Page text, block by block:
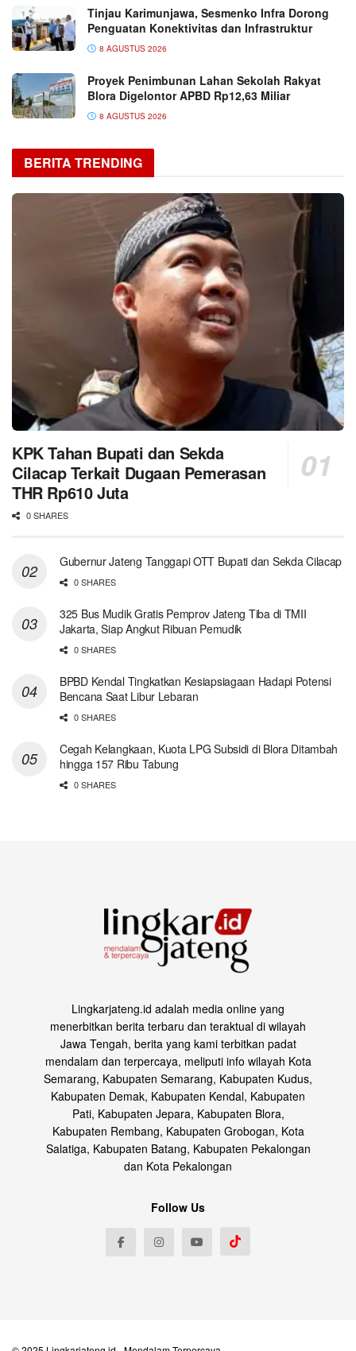
Tinjau Karimunjawa, Sesmenko Infra Dorong
Penguatan Konektivitas dan Infrastruktur
8 AGUSTUS 2026
Proyek Penimbunan Lahan Sekolah Rakyat
Blora Digelontor APBD Rp12,63 Miliar
8 AGUSTUS 2026
BERITA TRENDING
KPK Tahan Bupati dan Sekda
Cilacap Terkait Dugaan Pemerasan
THR Rp610 Juta
0 SHARES
Gubernur Jateng Tanggapi OTT Bupati dan Sekda Cilacap
0 SHARES
325 Bus Mudik Gratis Pemprov Jateng Tiba di TMII
Jakarta, Siap Angkut Ribuan Pemudik
0 SHARES
BPBD Kendal Tingkatkan Kesiapsiagaan Hadapi Potensi
Bencana Saat Libur Lebaran
0 SHARES
Cegah Kelangkaan, Kuota LPG Subsidi di Blora Ditambah
hingga 157 Ribu Tabung
0 SHARES
Lingkarjateng.id adalah media online yang
menerbitkan berita terbaru dan teraktual di wilayah
Jawa Tengah, berita yang kami terbitkan padat
mendalam dan terpercaya, meliputi info wilayah Kota
Semarang, Kabupaten Semarang, Kabupaten Kudus,
Kabupaten Demak, Kabupaten Kendal, Kabupaten
Pati, Kabupaten Jepara, Kabupaten Blora,
Kabupaten Rembang, Kabupaten Grobogan, Kota
Salatiga, Kabupaten Batang, Kabupaten Pekalongan
dan Kota Pekalongan
Follow Us